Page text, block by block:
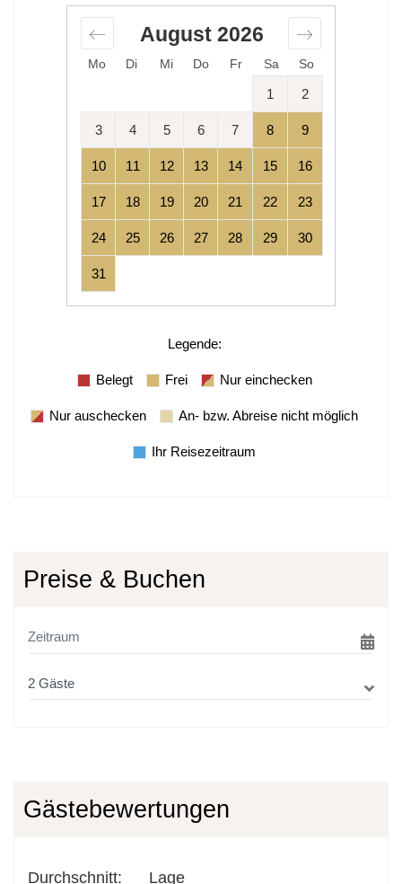
Mo Di Mi Do Fr Sa So
August 2026
1 2
3 4 5 6 7 8 9
10 11 12 13 14 15 16
17 18 19 20 21 22 23
24 25 26 27 28 29 30
31
Legende:
Belegt Frei Nur einchecken
Nur auschecken An- bzw. Abreise nicht möglich
Ihr Reisezeitraum
Preise & Buchen
Gästebewertungen
Durchschnitt: Lage